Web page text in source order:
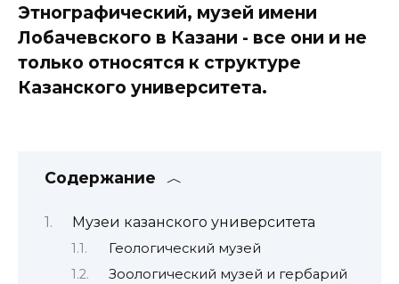
Этнографический, музей имени
Лобачевского в Казани - все они и не
только относятся к структуре
Казанского университета.
Содержание
Музеи казанского университета
Геологический музей
Зоологический музей и гербарий